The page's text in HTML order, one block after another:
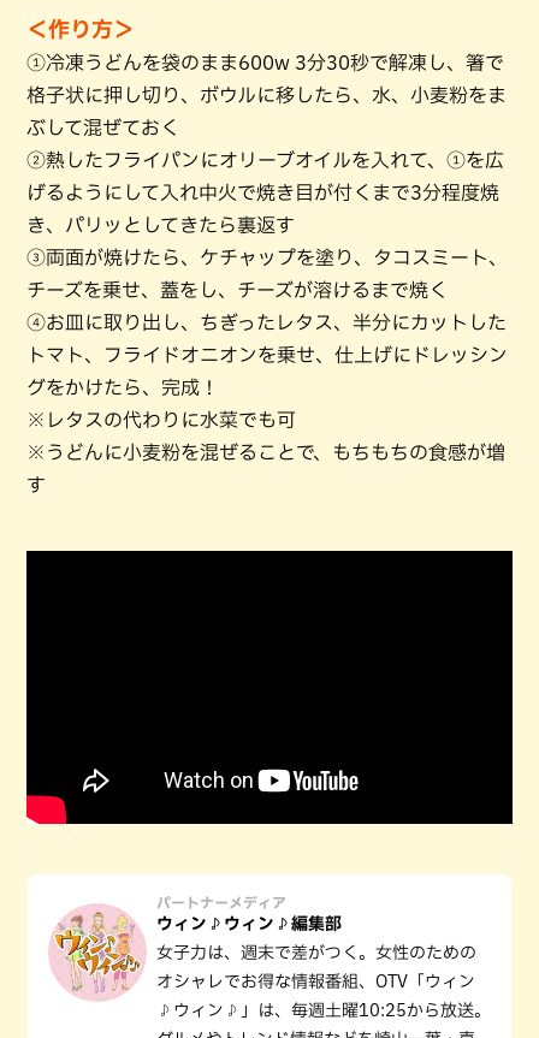
＜作り方＞
①冷凍うどんを袋のまま600w 3分30秒で解凍し、箸で
格子状に押し切り、ボウルに移したら、水、小麦粉をま
ぶして混ぜておく
②熱したフライパンにオリーブオイルを入れて、①を広
げるようにして入れ中火で焼き目が付くまで3分程度焼
き、パリッとしてきたら裏返す
③両面が焼けたら、ケチャップを塗り、タコスミート、
チーズを乗せ、蓋をし、チーズが溶けるまで焼く
④お皿に取り出し、ちぎったレタス、半分にカットした
トマト、フライドオニオンを乗せ、仕上げにドレッシン
グをかけたら、完成！
※レタスの代わりに水菜でも可
※うどんに小麦粉を混ぜることで、もちもちの食感が増
す
パートナーメディア
ウィン♪ウィン♪編集部
女子力は、週末で差がつく。女性のための
オシャレでお得な情報番組、OTV「ウィン
♪ウィン♪」は、毎週土曜10:25から放送。